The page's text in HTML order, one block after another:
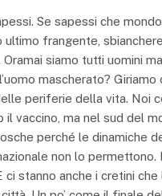
Se sapessi che
ultimo frangente,
siamo tutti uomini
mascherato? Giriamo
periferie della vita. Noi
il vaccino, ma nel sud del
perché le dinamiche
non lo permettono.
ci stanno anche i cretini che